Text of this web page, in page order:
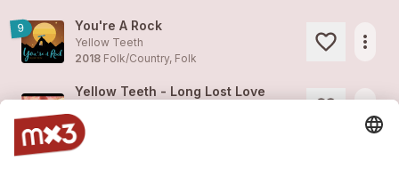
9 You're A Rock
Yellow Teeth
2018 Folk/Country, Folk
more_horiz
Yellow Teeth - Long Lost Love
2016
8